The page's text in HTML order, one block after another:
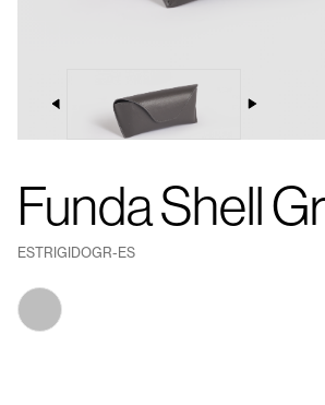
Funda Shell
ESTRIGIDOGR-ES